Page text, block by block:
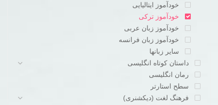
خودآموز ایتالیایی
خودآموز ترکی
خودآموز زبان عربی
خودآموز زبان فرانسه
سایر زبانها
داستان کوتاه انگلیسی
رمان انگلیسی
سطح استارتر
فرهنگ لغت (دیکشنری)